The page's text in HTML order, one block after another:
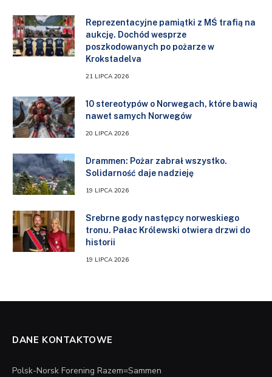
Reprezentacyjne pamiątki z MŚ trafią na
aukcję. Dochód wesprze
poszkodowanych po pożarze w
Krokstadelva
21 LIPCA 2026
10 stereotypów o Norwegach, które bawią
nawet samych Norwegów
20 LIPCA 2026
Drammen: Pożar zabrał wszystko.
Solidarność daje nadzieję
19 LIPCA 2026
Srebrne gody następcy norweskiego
tronu. Pałac Królewski otwiera drzwi do
historii
19 LIPCA 2026
DANE KONTAKTOWE
Polsk-Norsk Forening Razem=Sammen